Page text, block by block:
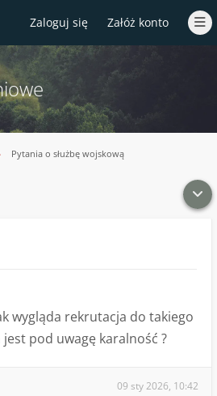
Zaloguj się Załóż konto
Pytania o służbę wojskową
wygląda rekrutacja do takiego
pod uwagę karalność ?
09 sty 2026, 10:42